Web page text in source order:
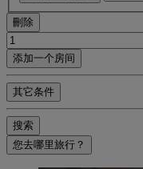
刪除
添加一个房间
其它条件
搜索
您去哪里旅行？